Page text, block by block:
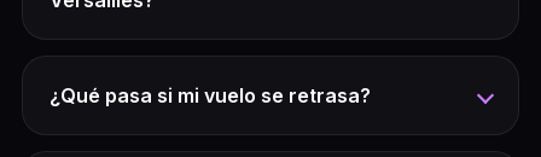
¿Qué pasa si mi vuelo se retrasa?